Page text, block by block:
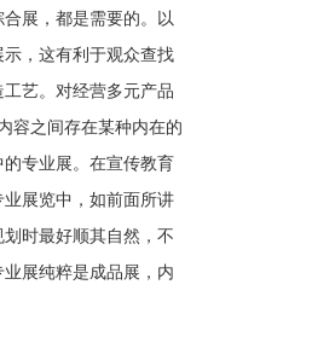
展，都是需要的。以
，这有利于观众查找
艺。对经营多元产品
容之间存在某种内在的
专业展。在宣传教育
展览中，如前面所讲
时最好顺其自然，不
展纯粹是成品展，内